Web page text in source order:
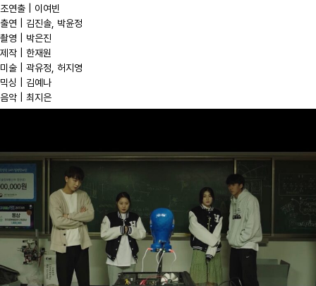
조연출 | 이여빈
출연 | 김진솔, 박윤정
촬영 | 박은진
제작 | 한재원
미술 | 곽유정, 허지영
믹싱 | 김예나
음악 | 최지은